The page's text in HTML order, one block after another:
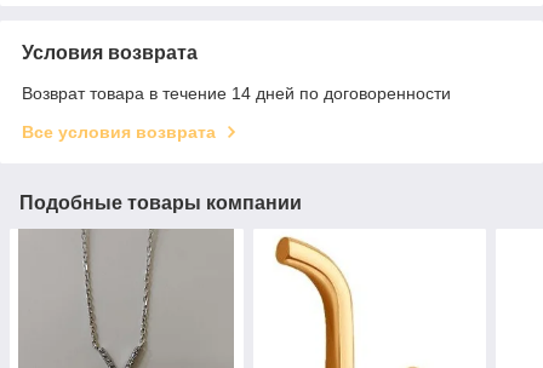
Условия возврата
Возврат товара в течение 14 дней по договоренности
Все условия возврата
Подобные товары компании